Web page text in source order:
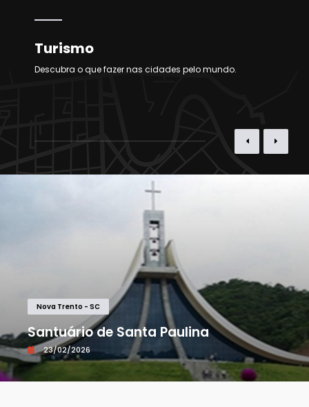
Turismo
Descubra o que fazer nas cidades pelo mundo.
Nova Trento - SC
Santuário de Santa Paulina
23/02/2026